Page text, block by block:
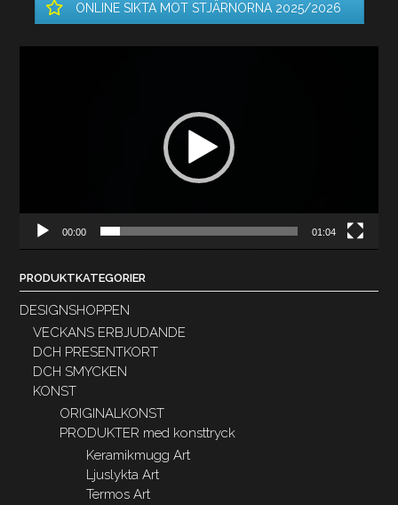
ONLINE SIKTA MOT STJÄRNORNA 2025/2026
00:00 01:04
PRODUKTKATEGORIER
DESIGNSHOPPEN
VECKANS ERBJUDANDE
DCH PRESENTKORT
DCH SMYCKEN
KONST
ORIGINALKONST
PRODUKTER med konsttryck
Keramikmugg Art
Ljuslykta Art
Termos Art